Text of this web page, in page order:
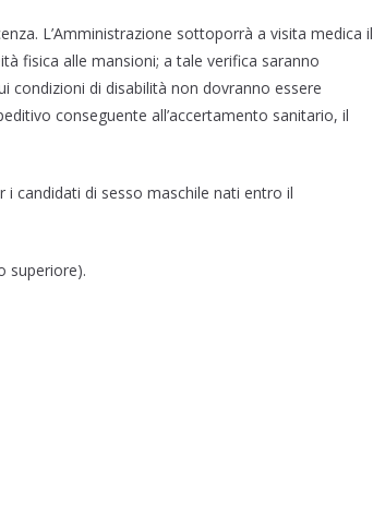
L’Amministrazione sottoporrà a visita medica il
fisica alle mansioni; a tale verifica saranno
condizioni di disabilità non dovranno essere
conseguente all’accertamento sanitario, il
i candidati di sesso maschile nati entro il
superiore).